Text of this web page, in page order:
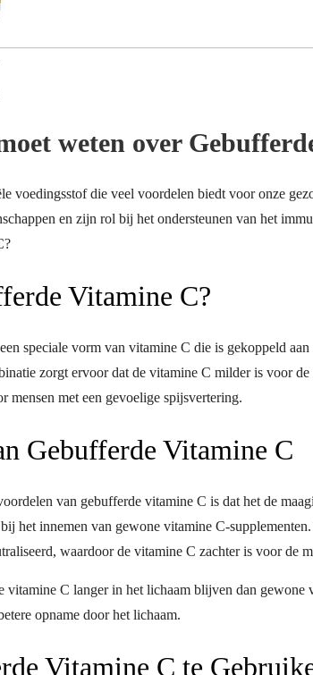
weten over
voedingsstof die veel voordelen biedt voor onze
en zijn rol bij het ondersteunen van het
Vitamine C?
speciale vorm van vitamine C die is gekoppeld
zorgt ervoor dat de vitamine C milder is voor
mensen met een gevoelige spijsvertering.
Gebufferde Vitamine C
van gebufferde vitamine C is dat het de
het innemen van gewone vitamine C-
waardoor de vitamine C zachter is voor de
vitamine C langer in het lichaam blijven dan gewone
opname door het lichaam.
Vitamine C te